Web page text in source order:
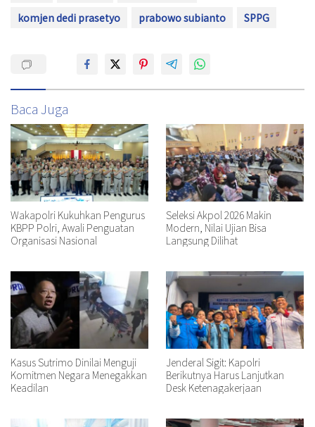
komjen dedi prasetyo
prabowo subianto SPPG
Baca Juga
Wakapolri Kukuhkan Pengurus
KBPP Polri, Awali Penguatan
Organisasi Nasional
Seleksi Akpol 2026 Makin
Modern, Nilai Ujian Bisa
Langsung Dilihat
Kasus Sutrimo Dinilai Menguji
Komitmen Negara Menegakkan
Keadilan
Jenderal Sigit: Kapolri
Berikutnya Harus Lanjutkan
Desk Ketenagakerjaan